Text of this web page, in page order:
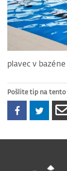
plavec v
Pošlite tip na